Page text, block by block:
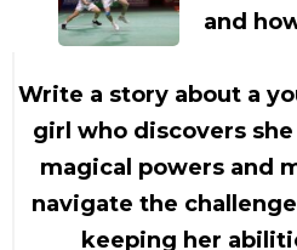
and
Write a story about a
girl who discovers she
magical powers and
navigate the
keeping her